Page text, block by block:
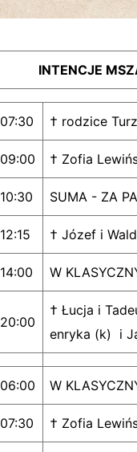
INTENCJE
07:30 † rodzice
09:00 † Zofia
10:30 SUMA - ZA
12:15 † Józef i
14:00 W
20:00
† Łucja i
enryka (k) i
06:00 W
07:30 † Zofia